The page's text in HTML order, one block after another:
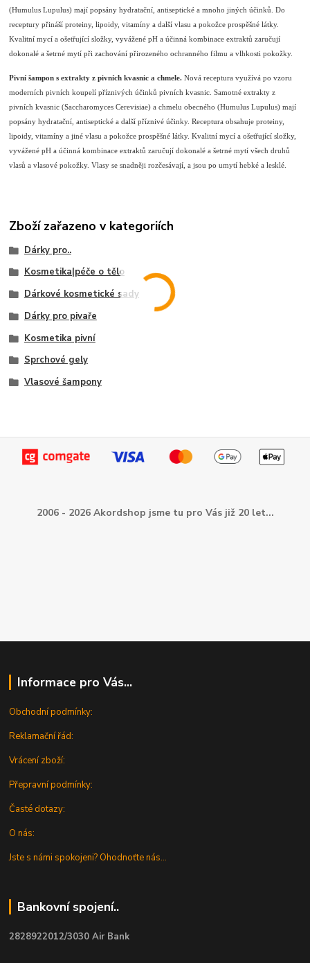
(Humulus Lupulus) mají popsány hydratační, antiseptické a mnoho jiných účinků. Do
receptury přináší proteiny, lipoidy, vitamíny a další vlasu a pokožce prospěšné látky.
Kvalitní mycí a ošetřující složky, vyvážené pH a účinná kombinace extraktů zaručují
dokonalé a šetrné mytí při zachování přirozeného ochranného filmu a vlhkosti pokožky.
Pivní šampon s extrakty z pivních kvasnic a chmele. Nová receptura využívá po vzoru
moderních pivních koupelí příznivých účinků pivních kvasnic. Samotné extrakty z
pivních kvasnic (Saccharomyces Cerevisiae) a chmelu obecného (Humulus Lupulus) mají
popsány hydratační, antiseptické a další příznivé účinky. Receptura obsahuje proteiny,
lipoidy, vitamíny a jiné vlasu a pokožce prospěšné látky. Kvalitní mycí a ošetřující složky,
vyvážené pH a účinná kombinace extraktů zaručují dokonalé a šetrné mytí všech druhů
vlasů a vlasové pokožky. Vlasy se snadněji rozčesávají, a jsou po umytí hebké a lesklé.
Zboží zařazeno v kategoriích
Dárky pro..
Kosmetika|péče o tělo
Dárkové kosmetické sady
Dárky pro pivaře
Kosmetika pivní
Sprchové gely
Vlasové šampony
2006 - 2026 Akordshop jsme tu pro Vás již 20 let...
Informace pro Vás...
Obchodní podmínky:
Reklamační řád:
Vrácení zboží:
Přepravní podmínky:
Časté dotazy:
O nás:
Jste s námi spokojeni? Ohodnoťte nás...
Bankovní spojení..
2828922012/3030 Air Bank